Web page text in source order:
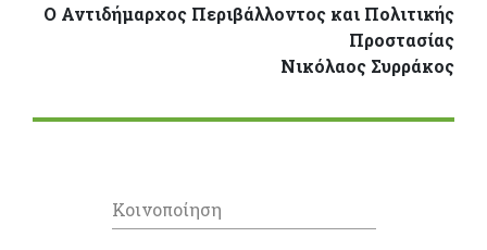
Ο Αντιδήμαρχος Περιβάλλοντος και Πολιτικής
Προστασίας
Νικόλαος Συρράκος
Κοινοποίηση